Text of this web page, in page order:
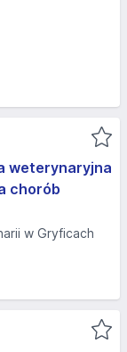
weterynaryjna
chorób
w Gryficach